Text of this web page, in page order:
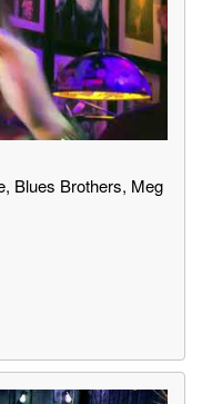
Blues Brothers, Meg